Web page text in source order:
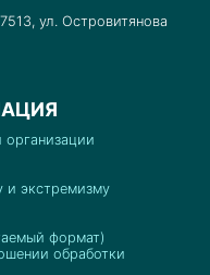
ул. Островитянова
организации
и экстремизму
формат)
обработки